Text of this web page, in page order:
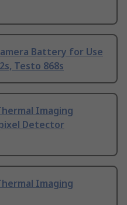
Battery for Use
Testo 868s
Imaging
pixel Detector
Imaging